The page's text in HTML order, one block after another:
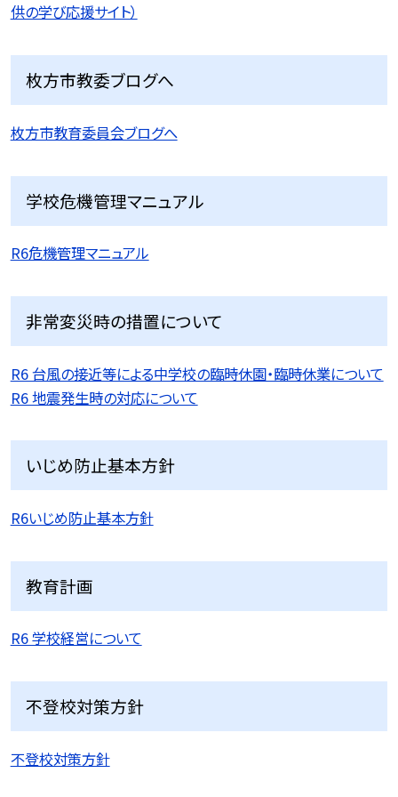
供の学び応援サイト）
枚方市教委ブログへ
枚方市教育委員会ブログへ
学校危機管理マニュアル
R6危機管理マニュアル
非常変災時の措置について
R6 台風の接近等による中学校の臨時休園・臨時休業について
R6 地震発生時の対応について
いじめ防止基本方針
R6いじめ防止基本方針
教育計画
R6 学校経営について
不登校対策方針
不登校対策方針